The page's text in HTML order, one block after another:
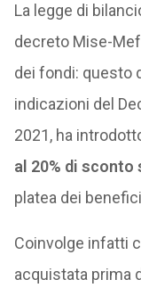
La legge di
decreto Mise-
dei fondi: questo
indicazioni del
2021, ha
al 20% di sconto
platea dei
Coinvolge infatti
acquistata prima